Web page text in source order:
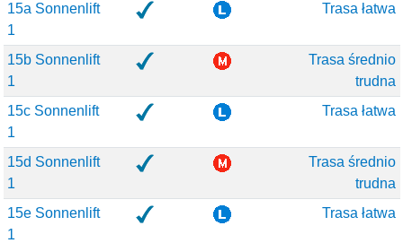
15a Sonnenlift
1
Trasa łatwa
15b Sonnenlift
1
Trasa średnio
trudna
15c Sonnenlift
1
Trasa łatwa
15d Sonnenlift
1
Trasa średnio
trudna
15e Sonnenlift
1
Trasa łatwa